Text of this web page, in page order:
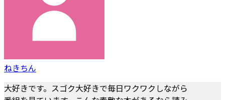
ねきちん
大好きです。スゴク大好きで毎日ワクワクしながら